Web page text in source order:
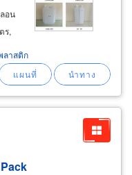
อน
ร,
ลาสติก